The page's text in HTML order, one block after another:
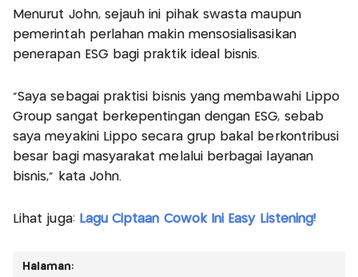
Menurut John, sejauh ini pihak swasta maupun
pemerintah perlahan makin mensosialisasikan
penerapan ESG bagi praktik ideal bisnis.
"Saya sebagai praktisi bisnis yang membawahi Lippo
Group sangat berkepentingan dengan ESG, sebab
saya meyakini Lippo secara grup bakal berkontribusi
besar bagi masyarakat melalui berbagai layanan
bisnis,” kata John.
Lihat juga: Lagu Ciptaan Cowok Ini Easy Listening!
Halaman: